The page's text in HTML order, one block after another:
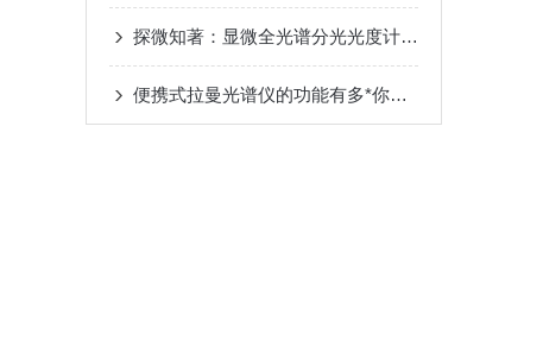
探微知著：显微全光谱分光光度计的技术特点与应用解析
便携式拉曼光谱仪的功能有多*你看看就知道